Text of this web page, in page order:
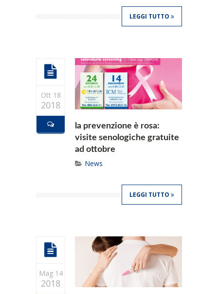
LEGGI TUTTO
Ott 18
2018
la prevenzione è rosa:
visite senologiche gratuite
ad ottobre
News
LEGGI TUTTO
Mag 14
2018